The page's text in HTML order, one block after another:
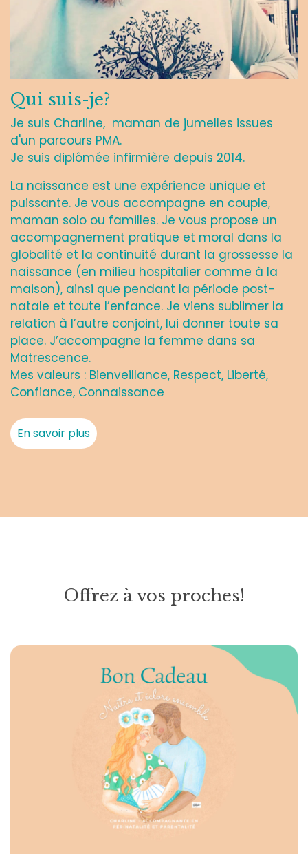
Qui suis-je?
Je suis Charline, maman de jumelles issues
d'un parcours PMA.
Je suis diplômée infirmière depuis 2014.
La naissance est une expérience unique et
puissante. Je vous accompagne en couple,
maman solo ou familles. Je vous propose un
accompagnement pratique et moral dans la
globalité et la continuité durant la grossesse la
naissance (en milieu hospitalier comme à la
maison), ainsi que pendant la période post-
natale et toute l’enfance. Je viens sublimer la
relation à l’autre conjoint, lui donner toute sa
place. J’accompagne la femme dans sa
Matrescence.
Mes valeurs : Bienveillance, Respect, Liberté,
Confiance, Connaissance
En savoir plus
Offrez à vos proches!